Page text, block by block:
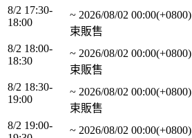
8/2 17:30-
18:00
~ 2026/08/02 00:00(+0800)
束販售
8/2 18:00-
18:30
~ 2026/08/02 00:00(+0800)
束販售
8/2 18:30-
19:00
~ 2026/08/02 00:00(+0800)
束販售
8/2 19:00-
~ 2026/08/02 00:00(+0800)